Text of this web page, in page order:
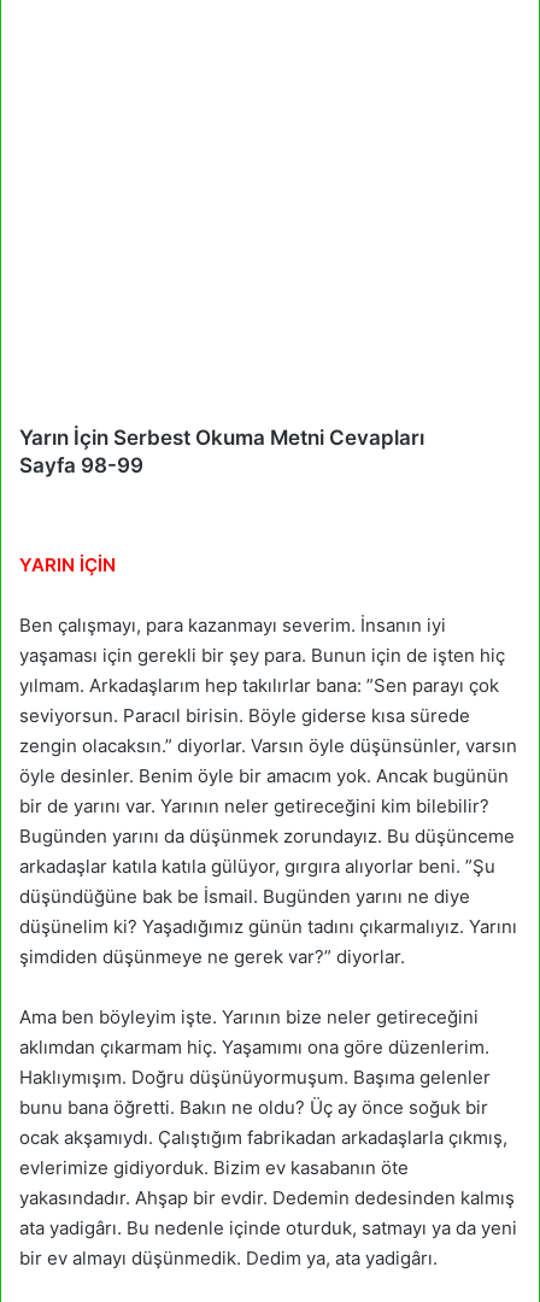
Yarın İçin Serbest Okuma Metni Cevapları
Sayfa 98-99
YARIN İÇİN
Ben çalışmayı, para kazanmayı severim. İnsanın iyi
yaşaması için gerekli bir şey para. Bunun için de işten hiç
yılmam. Arkadaşlarım hep takılırlar bana: ”Sen parayı çok
seviyorsun. Paracıl birisin. Böyle giderse kısa sürede
zengin olacaksın.” diyorlar. Varsın öyle düşünsünler, varsın
öyle desinler. Benim öyle bir amacım yok. Ancak bugünün
bir de yarını var. Yarının neler getireceğini kim bilebilir?
Bugünden yarını da düşünmek zorundayız. Bu düşünceme
arkadaşlar katıla katıla gülüyor, gırgıra alıyorlar beni. ”Şu
düşündüğüne bak be İsmail. Bugünden yarını ne diye
düşünelim ki? Yaşadığımız günün tadını çıkarmalıyız. Yarını
şimdiden düşünmeye ne gerek var?” diyorlar.
Ama ben böyleyim işte. Yarının bize neler getireceğini
aklımdan çıkarmam hiç. Yaşamımı ona göre düzenlerim.
Haklıymışım. Doğru düşünüyormuşum. Başıma gelenler
bunu bana öğretti. Bakın ne oldu? Üç ay önce soğuk bir
ocak akşamıydı. Çalıştığım fabrikadan arkadaşlarla çıkmış,
evlerimize gidiyorduk. Bizim ev kasabanın öte
yakasındadır. Ahşap bir evdir. Dedemin dedesinden kalmış
ata yadigârı. Bu nedenle içinde oturduk, satmayı ya da yeni
bir ev almayı düşünmedik. Dedim ya, ata yadigârı.